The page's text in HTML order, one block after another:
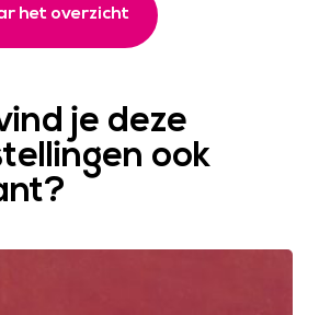
het overzicht
je deze
ook